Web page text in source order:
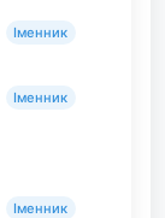
Іменник
Іменник
Іменник